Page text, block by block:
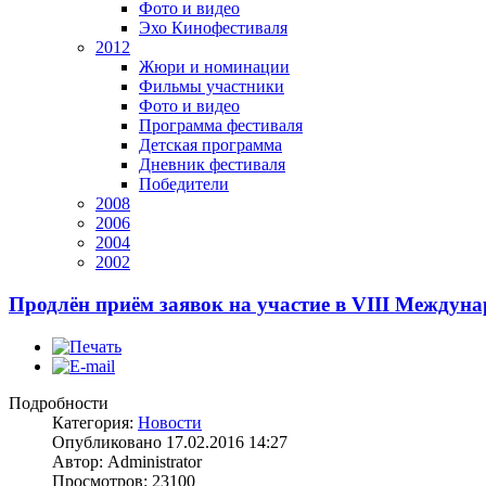
Фото и видео
Эхо Кинофестиваля
2012
Жюри и номинации
Фильмы участники
Фото и видео
Программа фестиваля
Детская программа
Дневник фестиваля
Победители
2008
2006
2004
2002
Продлён приём заявок на участие в VIII
Подробности
Категория: Новости
Опубликовано 17.02.2016 14:27
Автор: Administrator
Просмотров: 23100